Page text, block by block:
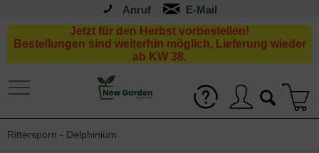
Anruf
Jetzt für den Herbst vorbestellen!
Bestellungen sind weiterhin möglich, Lieferung wieder
ab KW 38.
Rittersporn - Delphinium